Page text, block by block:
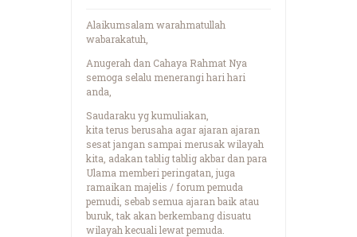
Alaikumsalam warahmatullah
wabarakatuh,
Anugerah dan Cahaya Rahmat Nya
semoga selalu menerangi hari hari
anda,
Saudaraku yg kumuliakan,
kita terus berusaha agar ajaran ajaran
sesat jangan sampai merusak wilayah
kita, adakan tablig tablig akbar dan para
Ulama memberi peringatan, juga
ramaikan majelis / forum pemuda
pemudi, sebab semua ajaran baik atau
buruk, tak akan berkembang disuatu
wilayah kecuali lewat pemuda.